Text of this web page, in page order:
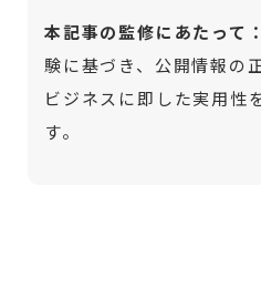
本記事の監修にあたって：
験に基づき、公開情報の
ビジネスに即した実用性
す。